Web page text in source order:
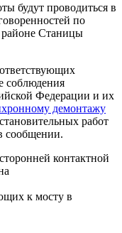
будут проводиться в
по
районе Станицы
соблюдения
Федерации и их
демонтажу
работ
сообщении.
контактной
к мосту в